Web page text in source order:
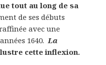
tout au long de sa
de ses débuts
avec une
1640. La
cette inflexion.